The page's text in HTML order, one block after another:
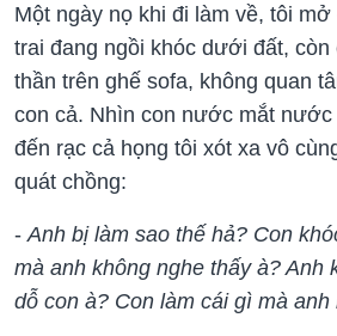
Một ngày nọ khi đi làm về, tôi
trai đang ngồi khóc dưới đất, còn
thần trên ghế sofa, không quan
con cả. Nhìn con nước mắt nước
đến rạc cả họng tôi xót xa vô
quát chồng:
- Anh bị làm sao thế hả? Con
mà anh không nghe thấy à? Anh
dỗ con à? Con làm cái gì mà anh